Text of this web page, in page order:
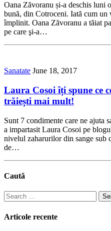
Oana Zăvoranu și-a deschis luni
bună, din Cotroceni. Iată cum un
împlinit. Oana Zăvoranu a tăiat
pe care şi-a…
Sanatate June 18, 2017
Laura Cosoi îți spune ce
trăiești mai mult!
Sunt 7 condimente care ne ajuta
a impartasit Laura Cosoi pe
nivelul zaharurilor din sange sub
de…
Caută
Search
for:
Articole recente